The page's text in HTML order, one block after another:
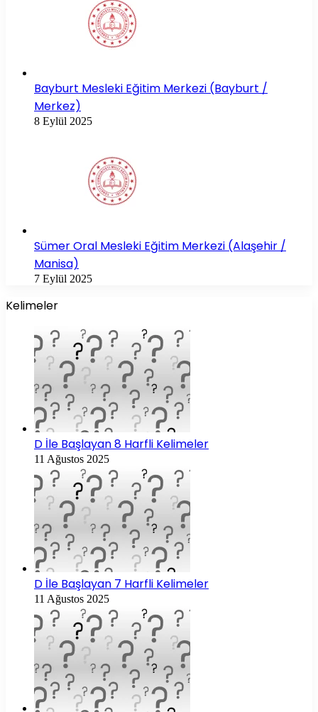
Bayburt Mesleki Eğitim Merkezi (Bayburt /
Merkez)
8 Eylül 2025
Sümer Oral Mesleki Eğitim Merkezi (Alaşehir /
Manisa)
7 Eylül 2025
Kelimeler
D İle Başlayan 8 Harfli Kelimeler
11 Ağustos 2025
D İle Başlayan 7 Harfli Kelimeler
11 Ağustos 2025